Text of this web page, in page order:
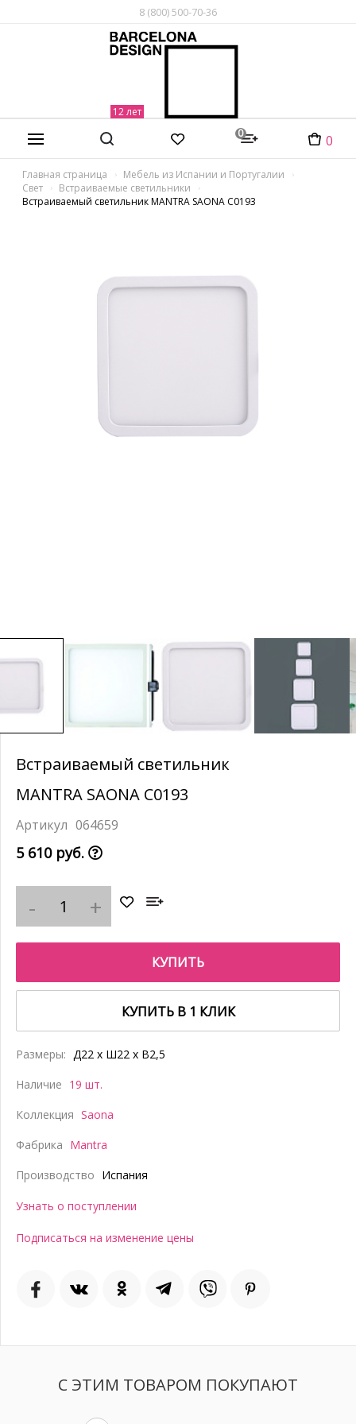
8 (800) 500-70-36
0 0
Главная страница
Мебель из Испании и Португалии
Свет
Встраиваемые светильники
Встраиваемый светильник MANTRA SAONA C0193
Встраиваемый светильник
MANTRA SAONA C0193
064659
5 610 руб.
КУПИТЬ
КУПИТЬ В 1 КЛИК
Размеры: Д22 x Ш22 x В2,5
Наличие 19 шт.
Коллекция Saona
Фабрика Mantra
Производство Испания
Узнать о поступлении
Подписаться на изменение цены
С ЭТИМ ТОВАРОМ ПОКУПАЮТ